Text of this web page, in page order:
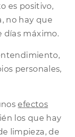
es positivo,
no hay que
días máximo.
personales,
efectos
los que hay
limpieza, de